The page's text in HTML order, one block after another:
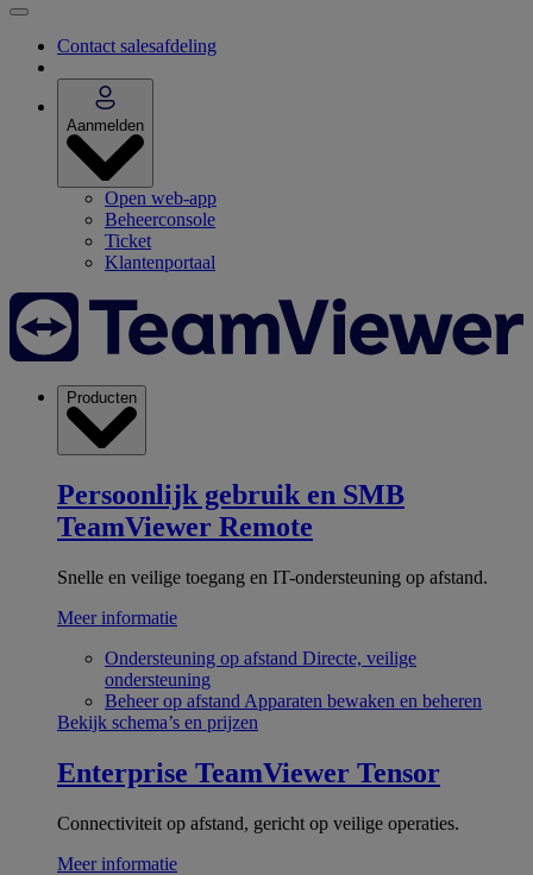
Contact salesafdeling
Aanmelden
Open web-app
Beheerconsole
Ticket
Klantenportaal
Producten
Persoonlijk gebruik en SMB
TeamViewer Remote
Snelle en veilige toegang en IT-ondersteuning op afstand.
Meer informatie
Ondersteuning op afstand Directe, veilige
ondersteuning
Beheer op afstand Apparaten bewaken en beheren
Bekijk schema’s en prijzen
Enterprise TeamViewer Tensor
Connectiviteit op afstand, gericht op veilige operaties.
Meer informatie